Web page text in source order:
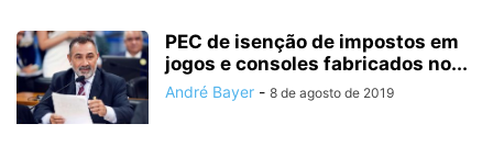
PEC de isenção de impostos em
jogos e consoles fabricados no...
André Bayer - 8 de agosto de 2019